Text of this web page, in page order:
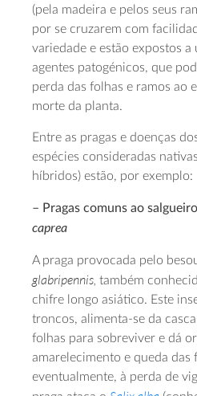
(pela madeira e pelos seus
por se cruzarem com
variedade e estão expostos
agentes patogénicos, que
perda das folhas e ramos ao
morte da planta.
Entre as pragas e doenças
espécies consideradas
híbridos) estão, por exemplo:
– Pragas comuns ao
caprea
A praga provocada pelo
glabripennis, também
chifre longo asiático. Este
troncos, alimenta-se da
folhas para sobreviver e dá
amarelecimento e queda das
eventualmente, à perda de